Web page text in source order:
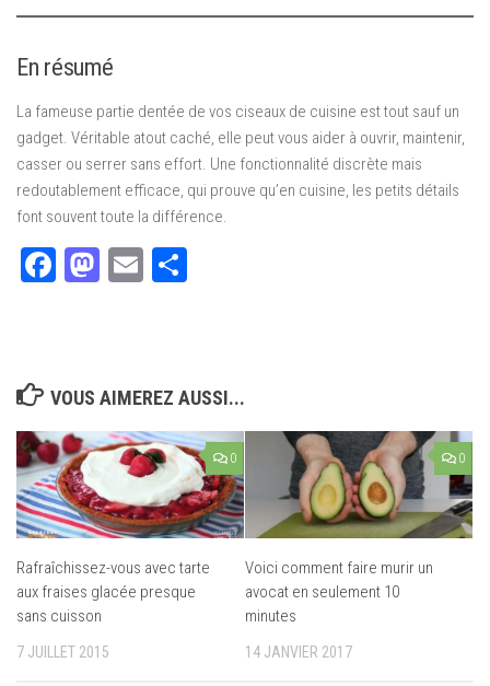
En résumé
La fameuse partie dentée de vos ciseaux de cuisine est tout sauf un
gadget. Véritable atout caché, elle peut vous aider à ouvrir, maintenir,
casser ou serrer sans effort. Une fonctionnalité discrète mais
redoutablement efficace, qui prouve qu’en cuisine, les petits détails
font souvent toute la différence.
Facebook
Mastodon
Email
VOUS AIMEREZ AUSSI...
0
Rafraîchissez-vous avec tarte
aux fraises glacée presque
sans cuisson
7 JUILLET 2015
0
Voici comment faire murir un
avocat en seulement 10
minutes
14 JANVIER 2017